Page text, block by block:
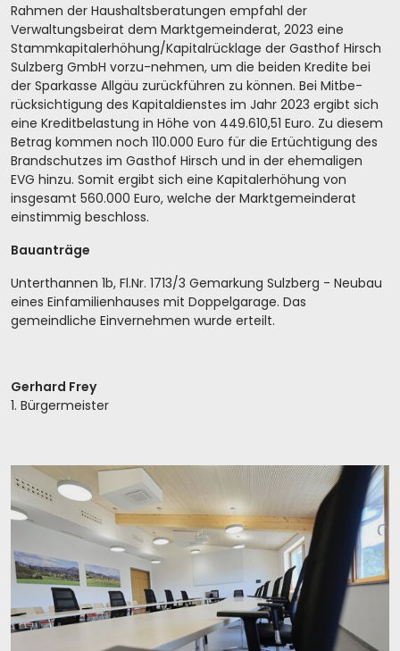
Rahmen der Haushaltsberatungen empfahl der
Verwaltungsbeirat dem Marktgemeinderat, 2023 eine
Stammkapitalerhöhung/Kapitalrücklage der Gasthof Hirsch
Sulzberg GmbH vorzu-nehmen, um die beiden Kredite bei
der Sparkasse Allgäu zurückführen zu können. Bei Mitbe-
rücksichtigung des Kapitaldienstes im Jahr 2023 ergibt sich
eine Kreditbelastung in Höhe von 449.610,51 Euro. Zu diesem
Betrag kommen noch 110.000 Euro für die Ertüchtigung des
Brandschutzes im Gasthof Hirsch und in der ehemaligen
EVG hinzu. Somit ergibt sich eine Kapitalerhöhung von
insgesamt 560.000 Euro, welche der Marktgemeinderat
einstimmig beschloss.
Bauanträge
Unterthannen 1b, Fl.Nr. 1713/3 Gemarkung Sulzberg - Neubau
eines Einfamilienhauses mit Doppelgarage. Das
gemeindliche Einvernehmen wurde erteilt.
Gerhard Frey
1. Bürgermeister